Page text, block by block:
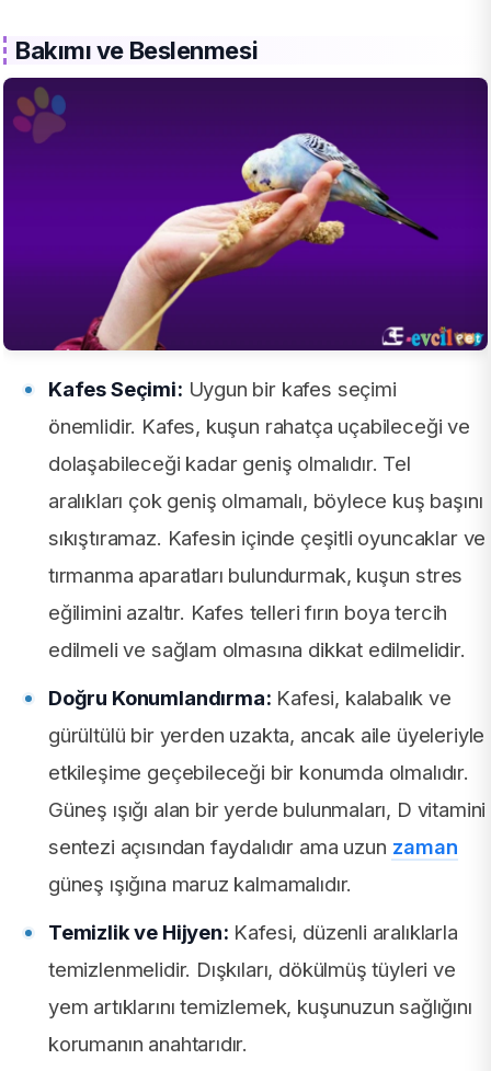
Bakımı ve Beslenmesi
Kafes Seçimi: Uygun bir kafes seçimi
önemlidir. Kafes, kuşun rahatça uçabileceği ve
dolaşabileceği kadar geniş olmalıdır. Tel
aralıkları çok geniş olmamalı, böylece kuş başını
sıkıştıramaz. Kafesin içinde çeşitli oyuncaklar ve
tırmanma aparatları bulundurmak, kuşun stres
eğilimini azaltır. Kafes telleri fırın boya tercih
edilmeli ve sağlam olmasına dikkat edilmelidir.
Doğru Konumlandırma: Kafesi, kalabalık ve
gürültülü bir yerden uzakta, ancak aile üyeleriyle
etkileşime geçebileceği bir konumda olmalıdır.
Güneş ışığı alan bir yerde bulunmaları, D vitamini
sentezi açısından faydalıdır ama uzun zaman
güneş ışığına maruz kalmamalıdır.
Temizlik ve Hijyen: Kafesi, düzenli aralıklarla
temizlenmelidir. Dışkıları, dökülmüş tüyleri ve
yem artıklarını temizlemek, kuşunuzun sağlığını
korumanın anahtarıdır.